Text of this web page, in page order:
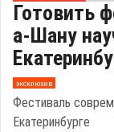
Готовить
а-Шану
эксклюзив
Фестиваль
Екатеринбурге